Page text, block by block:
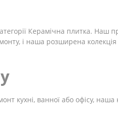
Керамічна плитка. Наш
і наша розширена
кухні, ванної або офісу, наша